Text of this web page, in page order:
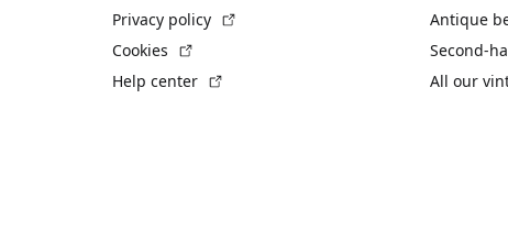
Privacy policy
Cookies
Help center
Antique
Second-
All our